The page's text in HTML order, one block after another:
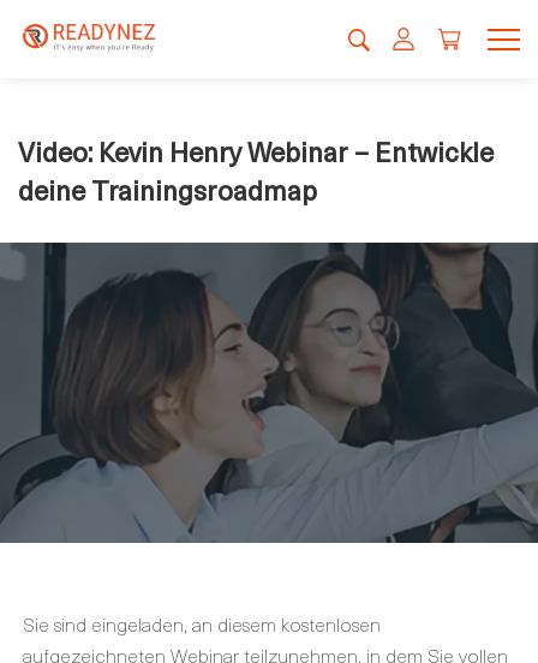
Video: Kevin Henry Webinar – Entwickle
deine Trainingsroadmap
Sie sind eingeladen, an diesem kostenlosen
aufgezeichneten Webinar teilzunehmen, in dem Sie vollen